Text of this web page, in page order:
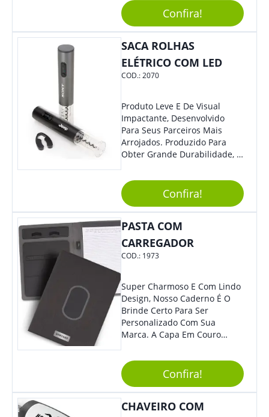
Empresa Em Eventos,
Reuniões Corporativas Ou Até
Mesmo Para Presentear
Colaboradores.
Confira!
SACA ROLHAS
ELÉTRICO COM LED
COD.:2070
Produto Leve E De Visual
Impactante, Desenvolvido
Para Seus Parceiros Mais
Arrojados. Produzido Para
Obter Grande Durabilidade, É
Sua Marca De Forma Estilosa,
Agregando Valor Para Sua
Empresa Em Eventos.
Confira!
PASTA COM
CARREGADOR
COD.: 1973
Super Charmoso E Com Lindo
Design, Nosso Caderno É O
Brinde Certo Para Ser
Personalizado Com Sua
Marca. A Capa Em Couro
Elástico Permite Maior
Segurança Ao Carregá-Lo.
Ofereça A Seus Clientes E
Colaboradores, Sem Dúvidas
Eles Irão Adorar.
Confira!
CHAVEIRO COM